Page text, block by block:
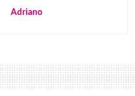
Adriano